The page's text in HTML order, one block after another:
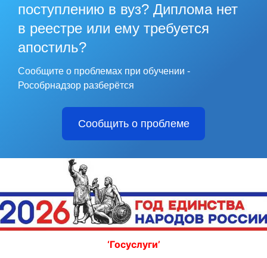
поступлению в вуз? Диплома нет
в реестре или ему требуется
апостиль?
Сообщите о проблемах при обучении -
Рособрнадзор разберётся
Сообщить о проблеме
‘Госуслуги’